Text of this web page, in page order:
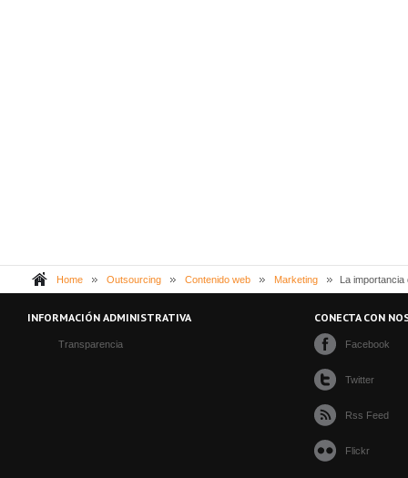
Home Outsourcing Contenido web Marketing La
INFORMACIÓN ADMINISTRATIVA
Transparencia
CONECTA CON
Facebook
Twitter
Rss Feed
Flickr